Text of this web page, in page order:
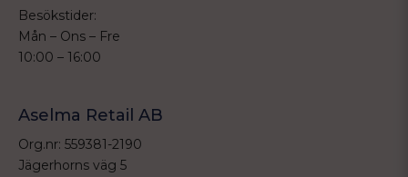
Besökstider:
Mån – Ons – Fre
10:00 – 16:00
Aselma Retail AB
Org.nr: 559381-2190
Jägerhorns väg 5